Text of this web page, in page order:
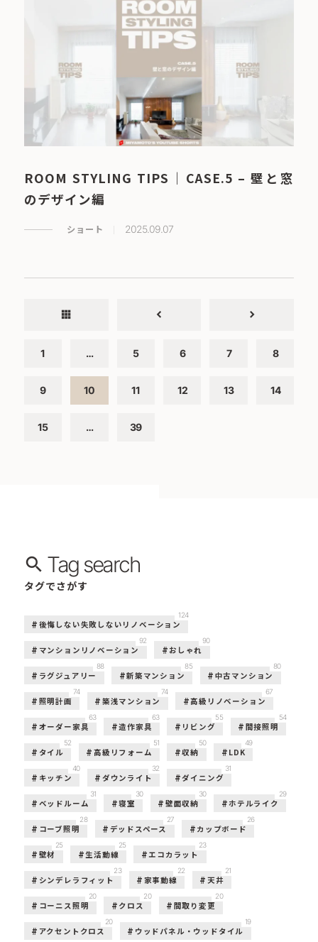
ROOM STYLING TIPS｜CASE.5 – 壁と窓
のデザイン編
ショート 2025.09.07
apps chevron_left chevron_right
1 … 5 6 7 8
9 10 11 12 13 14
15 … 39
Tag search
タグでさがす
後悔しない失敗しないリノベーション
124
マンションリノベーション
92
おしゃれ
90
ラグジュアリー
88
新築マンション
85
中古マンション
80
照明計画
74
築浅マンション
74
高級リノベーション
67
オーダー家具
63
造作家具
63
リビング
55
間接照明
54
タイル
52
高級リフォーム
51
収納
50
LDK
49
キッチン
40
ダウンライト
32
ダイニング
31
ベッドルーム
31
寝室
30
壁面収納
30
ホテルライク
29
コーブ照明
28
デッドスペース
27
カップボード
26
壁材
25
生活動線
25
エコカラット
23
シンデレラフィット
23
家事動線
22
天井
21
コーニス照明
20
クロス
20
間取り変更
20
アクセントクロス
20
ウッドパネル・ウッドタイル
19